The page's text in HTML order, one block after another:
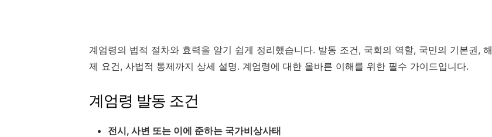
계엄령의 법적 절차와 효력을 알기 쉽게 정리했습니다. 발동 조건, 국회의 역할, 국민의 기본권, 해
제 요건, 사법적 통제까지 상세 설명. 계엄령에 대한 올바른 이해를 위한 필수 가이드입니다.
계엄령 발동 조건
전시, 사변 또는 이에 준하는 국가비상사태